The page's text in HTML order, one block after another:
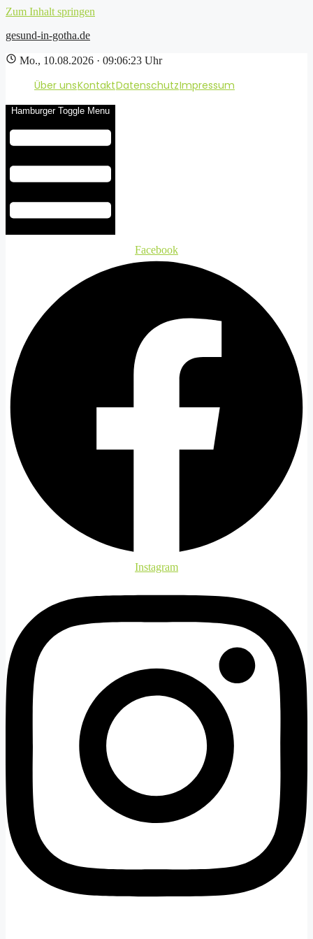
Zum Inhalt springen
gesund-in-gotha.de
Mo., 10.08.2026 · 09:06:24 Uhr
Über unsKontaktDatenschutzImpressum
Hamburger Toggle Menu
Facebook
Instagram